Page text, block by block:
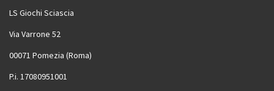
LS Giochi Sciascia
Via Varrone 52
00071 Pomezia (Roma)
P.i. 17080951001